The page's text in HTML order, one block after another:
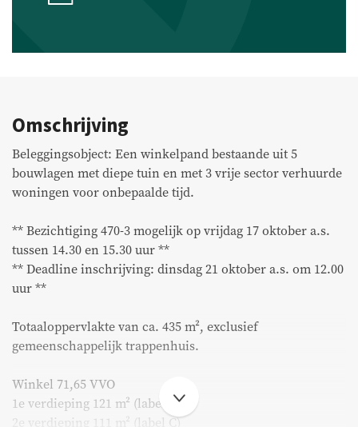
Aangekocht
Recent transacties
Huurders
FAQ
Huurdersportaal
Eigenarenportaal
Move.nl
Omschrijving
Beleggingsobject: Een winkelpand bestaande uit 5
bouwlagen met diepe tuin en met 3 vrije sector verhuurde
woningen voor onbepaalde tijd.
** Bezichtiging 470-3 mogelijk op vrijdag 17 oktober a.s.
tussen 14.30 en 15.30 uur **
** Deadline inschrijving: dinsdag 21 oktober a.s. om 12.00
uur **
Totaaloppervlakte van ca. 435 m², exclusief
gemeenschappelijk trappenhuis.
Winkel 71,65 VVO
1e verdieping 121 m² (label C)
2e verdieping 111 m² (label C)